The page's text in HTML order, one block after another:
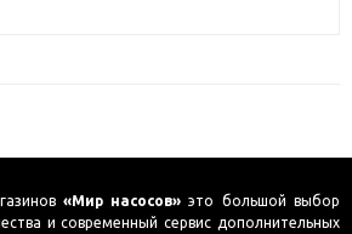
«Мир насосов» это большой выбор
и современный сервис дополнительных